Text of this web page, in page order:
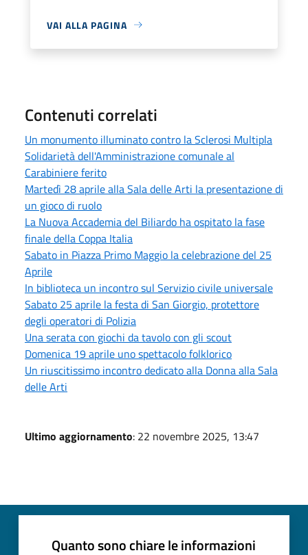
VAI ALLA PAGINA
Contenuti correlati
Un monumento illuminato contro la Sclerosi Multipla
Solidarietà dell'Amministrazione comunale al
Carabiniere ferito
Martedì 28 aprile alla Sala delle Arti la presentazione di
un gioco di ruolo
La Nuova Accademia del Biliardo ha ospitato la fase
finale della Coppa Italia
Sabato in Piazza Primo Maggio la celebrazione del 25
Aprile
In biblioteca un incontro sul Servizio civile universale
Sabato 25 aprile la festa di San Giorgio, protettore
degli operatori di Polizia
Una serata con giochi da tavolo con gli scout
Domenica 19 aprile uno spettacolo folklorico
Un riuscitissimo incontro dedicato alla Donna alla Sala
delle Arti
Ultimo aggiornamento: 22 novembre 2025, 13:47
Quanto sono chiare le informazioni